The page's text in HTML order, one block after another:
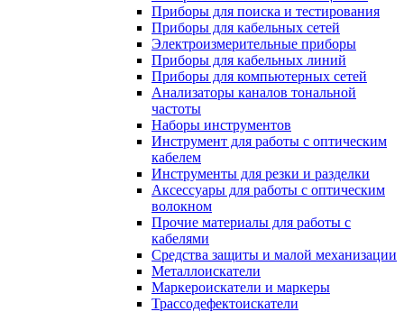
Приборы для поиска и тестирования
Приборы для кабельных сетей
Электроизмерительные приборы
Приборы для кабельных линий
Приборы для компьютерных сетей
Анализаторы каналов тональной
частоты
Наборы инструментов
Инструмент для работы с оптическим
кабелем
Инструменты для резки и разделки
Аксессуары для работы с оптическим
волокном
Прочие материалы для работы с
кабелями
Средства защиты и малой механизации
Металлоискатели
Маркероискатели и маркеры
Трассодефектоискатели